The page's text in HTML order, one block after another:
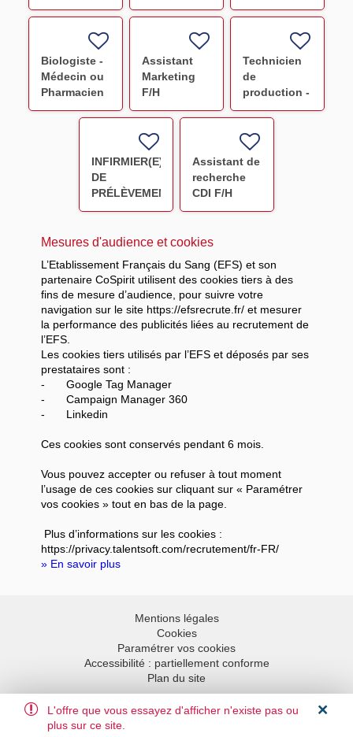
L'offre que vous essayez d'afficher n'existe pas ou
plus sur ce site.
et délivrance
et délivrance
et délivrance
Biologiste -
Médecin ou
Pharmacien
(Avicenne)
Assistant
Marketing
F/H
Technicien
de
production -
Préparation
PSL NANCY
CDI F/H
INFIRMIER(E)
DE
PRÉLÈVEMENT
F/H
Assistant de
recherche
CDI F/H
Mesures d'audience et cookies
L’Etablissement Français du Sang (EFS) et son
partenaire CoSpirit utilisent des cookies tiers à des
fins de mesure d’audience, pour suivre votre
navigation sur le site https://efsrecrute.fr/ et mesurer
la performance des publicités liées au recrutement de
l’EFS.
Les cookies tiers utilisés par l’EFS et déposés par ses
prestataires sont :
-
Google Tag Manager
-
Campaign Manager 360
-
Linkedin
Ces cookies sont conservés pendant 6 mois.
Vous pouvez accepter ou refuser à tout moment
l’usage de ces cookies sur cliquant sur « Paramétrer
vos cookies » tout en bas de la page.
Plus d’informations sur les cookies :
https://privacy.talentsoft.com/recrutement/fr-FR/
» En savoir plus
Mentions légales
Cookies
Paramétrer vos cookies
Accessibilité : partiellement conforme
Plan du site
Aller en haut